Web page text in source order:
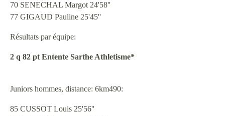
70 SENECHAL Margot 24'58''
77 GIGAUD Pauline 25'45''
Résultats par équipe:
2 q 82 pt Entente Sarthe Athletisme*
Juniors hommes, distance: 6km490:
85 CUSSOT Louis 25'56''